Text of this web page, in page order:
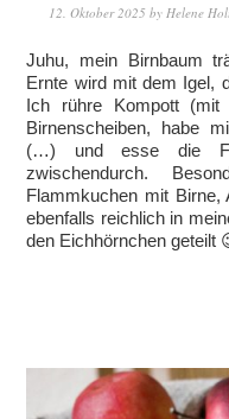
12. Oktober 2025 by Helene
Juhu, mein Birnbaum
Ernte wird mit dem Igel,
Ich rühre Kompott (mit
Birnenscheiben, habe
(…) und esse die
zwischendurch.
Flammkuchen mit Birne,
ebenfalls reichlich in
den Eichhörnchen geteilt